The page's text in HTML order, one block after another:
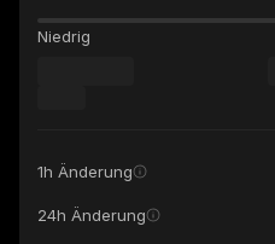
Niedrig
1h Änderung
24h Änderung